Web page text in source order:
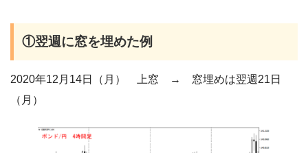
①翌週に窓を埋めた例
2020年12月14日（月） 上窓 → 窓埋めは翌週21日
（月）